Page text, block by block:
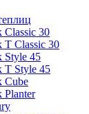
Classic 30
T Classic 30
Style 45
Т Style 45
Cube
Planter